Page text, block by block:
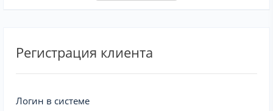
Регистрация клиента
Логин в системе